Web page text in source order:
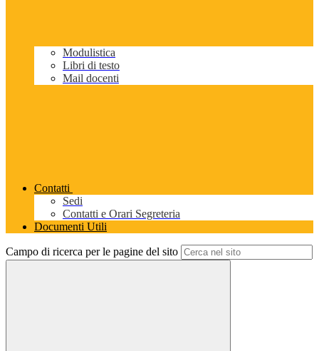
Modulistica
Libri di testo
Mail docenti
Contatti
Sedi
Contatti e Orari Segreteria
Documenti Utili
Campo di ricerca per le pagine del sito